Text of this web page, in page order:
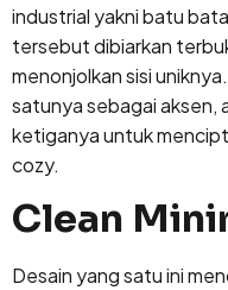
industrial yakni batu
tersebut dibiarkan
menonjolkan sisi
satunya sebagai aksen,
ketiganya untuk
cozy.
Clean
Desain yang satu ini